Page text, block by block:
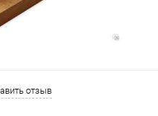
отзыв